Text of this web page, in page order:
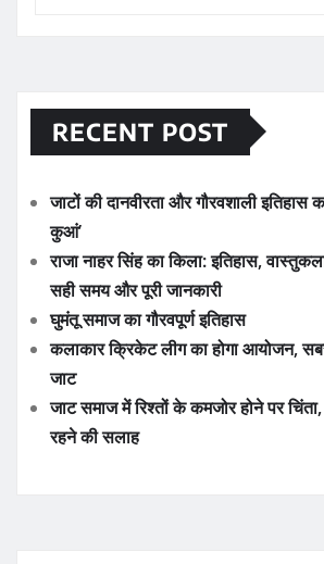
RECENT POST
जाटों की दानवीरता और गौरवशाली इतिहास
कुआं’
राजा नाहर सिंह का किला: इतिहास,
सही समय और पूरी जानकारी
घुमंतू समाज का गौरवपूर्ण इतिहास
कलाकार क्रिकेट लीग का होगा आयोजन,
जाट
जाट समाज में रिश्तों के कमजोर होने पर
रहने की सलाह